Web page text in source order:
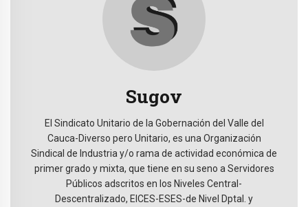
Sugov
El Sindicato Unitario de la Gobernación del Valle del
Cauca-Diverso pero Unitario, es una Organización
Sindical de Industria y/o rama de actividad económica de
primer grado y mixta, que tiene en su seno a Servidores
Públicos adscritos en los Niveles Central-
Descentralizado, EICES-ESES-de Nivel Dptal. y